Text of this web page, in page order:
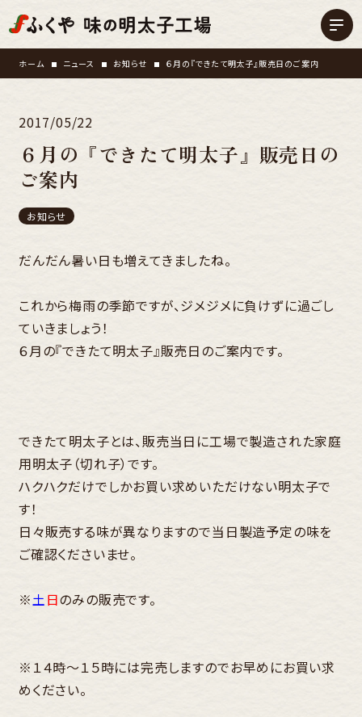
ホーム ニュース お知らせ ６月の『できたて明太子』販売日のご案内
2017/05/22
６月の『できたて明太子』販売日の
ご案内
お知らせ
だんだん暑い日も増えてきましたね。
これから梅雨の季節ですが、ジメジメに負けずに過ごし
ていきましょう！
６月の『できたて明太子』販売日のご案内です。
できたて明太子とは、販売当日に工場で製造された家庭
用明太子（切れ子）です。
ハクハクだけでしかお買い求めいただけない明太子で
す！
日々販売する味が異なりますので当日製造予定の味を
ご確認くださいませ。
※土日のみの販売です。
※１４時～１５時には完売しますのでお早めにお買い求
めください。